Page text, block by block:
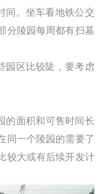
间。坐车看地铁公交
分陵园每周都有扫墓
园区比较陡，要考虑
的面积和可售时间长
同一个陵园的需要了
较大或有后续开发计